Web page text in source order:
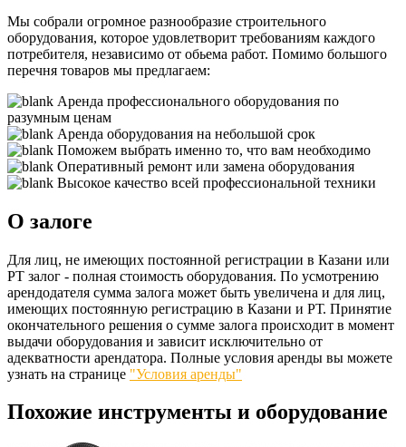
Мы собрали огромное разнообразие строительного
оборудования, которое удовлетворит требованиям каждого
потребителя, независимо от обьема работ. Помимо большого
перечня товаров мы предлагаем:
Аренда профессионального оборудования по
разумным ценам
Аренда оборудования на небольшой срок
Поможем выбрать именно то, что вам необходимо
Оперативный ремонт или замена оборудования
Высокое качество всей профессиональной техники
О залоге
Для лиц, не имеющих постоянной регистрации в Казани или
РТ залог - полная стоимость оборудования. По усмотрению
арендодателя сумма залога может быть увеличена и для лиц,
имеющих постоянную регистрацию в Казани и РТ. Принятие
окончательного решения о сумме залога происходит в момент
выдачи оборудования и зависит исключительно от
адекватности арендатора. Полные условия аренды вы можете
узнать на странице "Условия аренды"
Похожие инструменты и оборудование